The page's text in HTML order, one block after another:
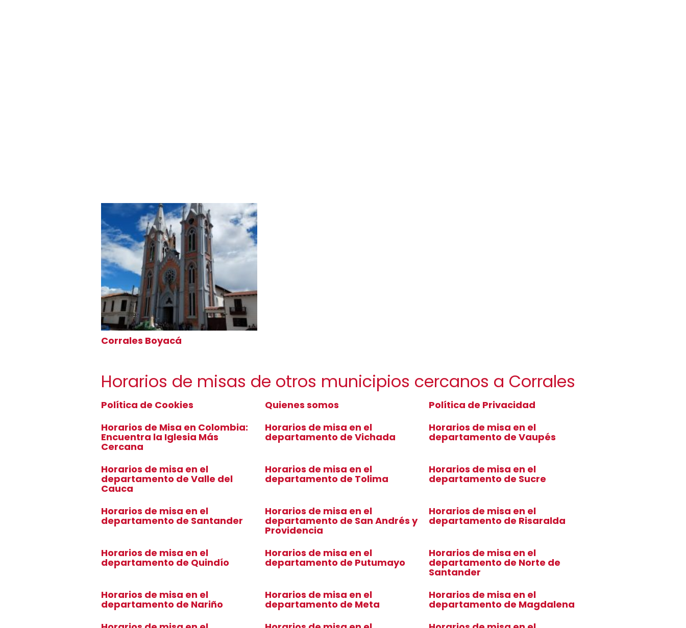
Corrales Boyacá
Horarios de misas de otros municipios cercanos a Corrales
Política de Cookies Quienes somos
Política de Privacidad
Horarios de Misa en Colombia:
Encuentra la Iglesia Más
Cercana
Horarios de misa en el
departamento de Vichada
Horarios de misa en el
departamento de Vaupés
Horarios de misa en el
departamento de Valle del
Cauca
Horarios de misa en el
departamento de Tolima
Horarios de misa en el
departamento de Sucre
Horarios de misa en el
departamento de Santander
Horarios de misa en el
departamento de San Andrés y
Providencia
Horarios de misa en el
departamento de Risaralda
Horarios de misa en el
departamento de Quindío
Horarios de misa en el
departamento de Putumayo
Horarios de misa en el
departamento de Norte de
Santander
Horarios de misa en el
departamento de Nariño
Horarios de misa en el
departamento de Meta
Horarios de misa en el
departamento de Magdalena